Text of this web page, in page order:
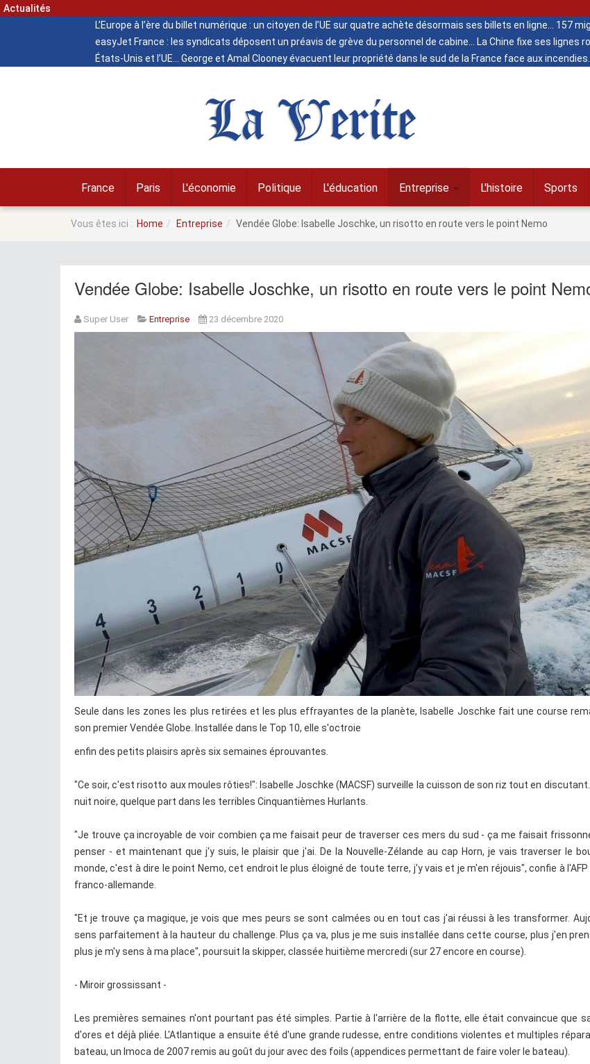
Actualités
L’Europe à l’ère du billet numérique : un citoyen de l’UE sur quatre achète désormais ses billets en ligne
157
easyJet France : les syndicats déposent un préavis de grève du personnel de cabine
La Chine fixe ses lignes
États-Unis et l’UE
George et Amal Clooney évacuent leur propriété dans le sud de la France face aux incendies
La Verite
France Paris L'économie Politique L'éducation Entreprise L'histoire Sports
Vous êtes ici : Home Entreprise Vendée Globe: Isabelle Joschke, un risotto en route vers le point Nemo
Vendée Globe: Isabelle Joschke, un risotto en route vers le point
Super User Entreprise 23 décembre 2020
Seule dans les zones les plus retirées et les plus effrayantes de la planète, Isabelle Joschke fait une course
son premier Vendée Globe. Installée dans le Top 10, elle s'octroie
enfin des petits plaisirs après six semaines éprouvantes.
"Ce soir, c'est risotto aux moules rôties!": Isabelle Joschke (MACSF) surveille la cuisson de son riz tout en
nuit noire, quelque part dans les terribles Cinquantièmes Hurlants.
"Je trouve ça incroyable de voir combien ça me faisait peur de traverser ces mers du sud - ça me faisait
penser - et maintenant que j'y suis, le plaisir que j'ai. De la Nouvelle-Zélande au cap Horn, je vais traverser le
monde, c'est à dire le point Nemo, cet endroit le plus éloigné de toute terre, j'y vais et je m'en réjouis", confie à
franco-allemande.
"Et je trouve ça magique, je vois que mes peurs se sont calmées ou en tout cas j'ai réussi à les transformer.
sens parfaitement à la hauteur du challenge. Plus ça va, plus je me suis installée dans cette course, plus j'en
plus je m'y sens à ma place", poursuit la skipper, classée huitième mercredi (sur 27 encore en course).
- Miroir grossissant -
Les premières semaines n'ont pourtant pas été simples. Partie à l'arrière de la flotte, elle était convaincue que
d'ores et déjà pliée. L'Atlantique a ensuite été d'une grande rudesse, entre conditions violentes et multiples
bateau, un Imoca de 2007 remis au goût du jour avec des foils (appendices permettant de faire voler le bateau).